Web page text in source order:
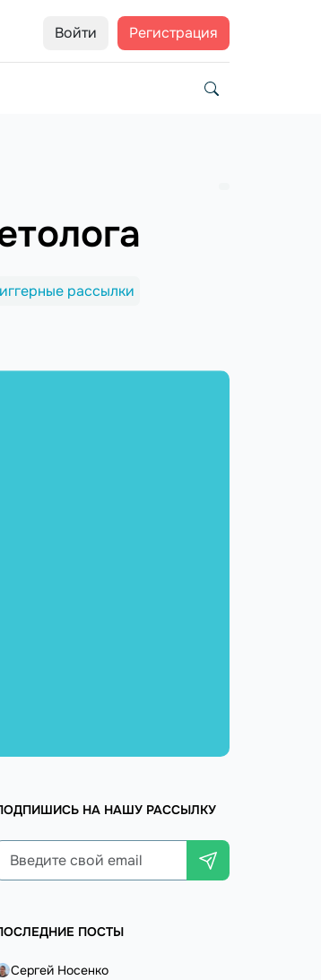
Войти Регистрация
рассылки
НА НАШУ РАССЫЛКУ
ПОСТЫ
Сергей Носенко